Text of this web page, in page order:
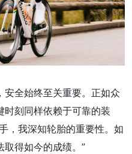
全始终至关重要。正如众
时刻同样依赖于可靠的装
，我深知轮胎的重要性。如
得如今的成绩。”